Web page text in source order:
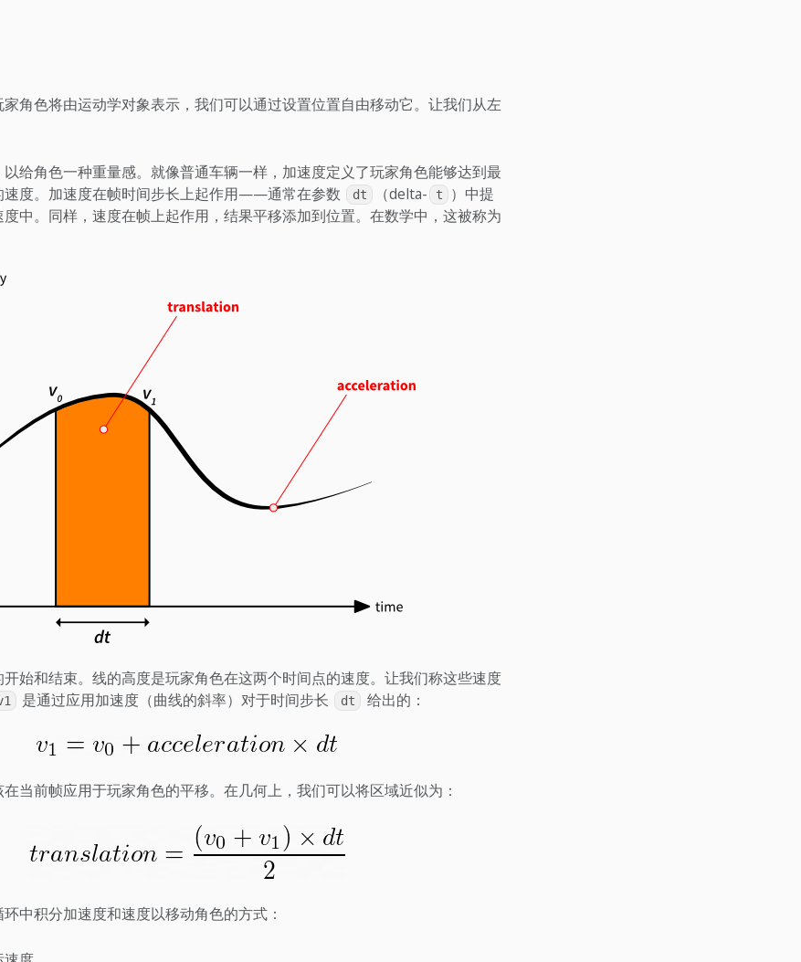
角色将由运动学对象表示，我们可以通过设置位置自由移动它。让我们从左
给角色一种重量感。就像普通车辆一样，加速度定义了玩家角色能够达到最
速度。加速度在帧时间步长上起作用——通常在参数
dt （delta- t
）中提
中。同样，速度在帧上起作用，结果平移添加到位置。在数学中，这被称为
始和结束。线的高度是玩家角色在这两个时间点的速度。让我们称这些速度
是通过应用加速度（曲线的斜率）对于时间步长 dt 给出的：
当前帧应用于玩家角色的平移。在几何上，我们可以将区域近似为：
中积分加速度和速度以移动角色的方式：